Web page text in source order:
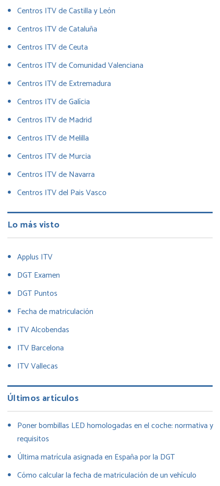
Centros ITV de Castilla y León
Centros ITV de Cataluña
Centros ITV de Ceuta
Centros ITV de Comunidad Valenciana
Centros ITV de Extremadura
Centros ITV de Galícia
Centros ITV de Madrid
Centros ITV de Melilla
Centros ITV de Murcia
Centros ITV de Navarra
Centros ITV del Pais Vasco
Lo más visto
Applus ITV
DGT Examen
DGT Puntos
Fecha de matriculación
ITV Alcobendas
ITV Barcelona
ITV Vallecas
Últimos artículos
Poner bombillas LED homologadas en el coche: normativa y
requisitos
Última matrícula asignada en España por la DGT
Cómo calcular la fecha de matriculación de un vehículo